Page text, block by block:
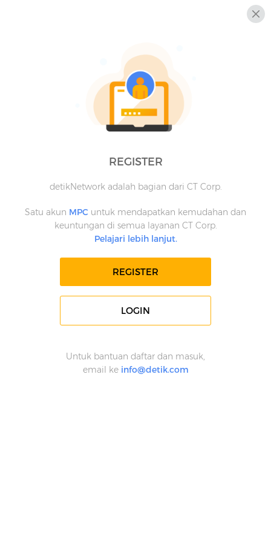
REGISTER
detikNetwork adalah bagian dari CT Corp.
Satu akun MPC untuk mendapatkan kemudahan dan
keuntungan di semua layanan CT Corp.
Pelajari lebih lanjut.
REGISTER
LOGIN
Untuk bantuan daftar dan masuk,
email ke info@detik.com